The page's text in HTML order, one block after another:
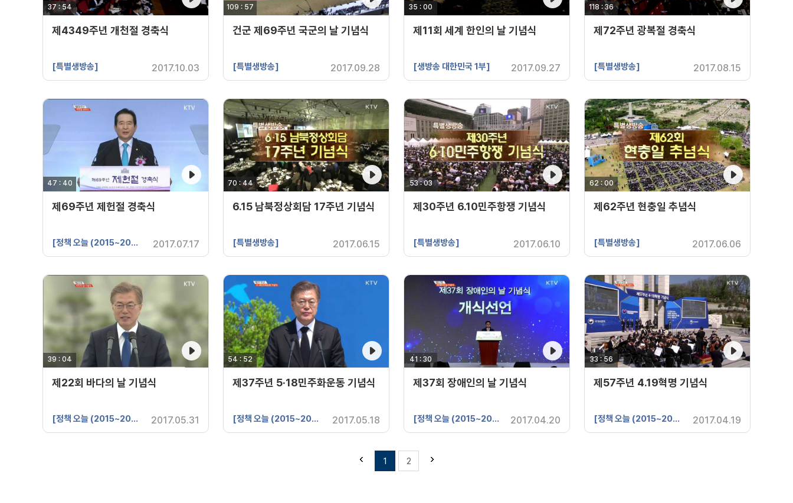
영상 재생시간
37 : 54
제4349주년 개천절 경축식
[특별생방송] 2017.10.03
영상 재생시간
109 : 57
건군 제69주년 국군의 날 기념식
[특별생방송] 2017.09.28
영상 재생시간
35 : 00
제11회 세계 한인의 날 기념식
[생방송 대한민국 1부] 2017.09.27
영상 재생시간
118 : 36
제72주년 광복절 경축식
[특별생방송] 2017.08.15
영상 재생시간
47 : 40
제69주년 제헌절 경축식
[정책 오늘 (2015~2017년 제작)] 2017.07.17
영상 재생시간
70 : 44
6.15 남북정상회담 17주년 기념식
[특별생방송] 2017.06.15
영상 재생시간
53 : 03
제30주년 6.10민주항쟁 기념식
[특별생방송] 2017.06.10
영상 재생시간
62 : 00
제62주년 현충일 추념식
[특별생방송] 2017.06.06
영상 재생시간
39 : 04
제22회 바다의 날 기념식
[정책 오늘 (2015~2017년 제작)] 2017.05.31
영상 재생시간
54 : 52
제37주년 5·18민주화운동 기념식
[정책 오늘 (2015~2017년 제작)] 2017.05.18
영상 재생시간
41 : 30
제37회 장애인의 날 기념식
[정책 오늘 (2015~2017년 제작)] 2017.04.20
영상 재생시간
33 : 56
제57주년 4.19혁명 기념식
[정책 오늘 (2015~2017년 제작)] 2017.04.19
1 2